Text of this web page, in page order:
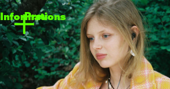
Informations
Prev